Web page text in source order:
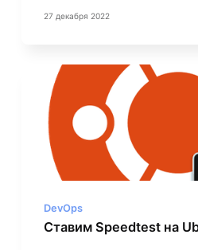
27 декабря 2022
DevOps
Ставим Speedtest на